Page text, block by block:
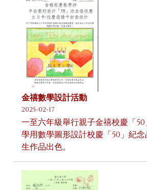
金禧數學設計活動
2025-02-17
一至六年級舉行親子金禧校慶「
學用數學圖形設計校慶「50」紀
生作品出色。